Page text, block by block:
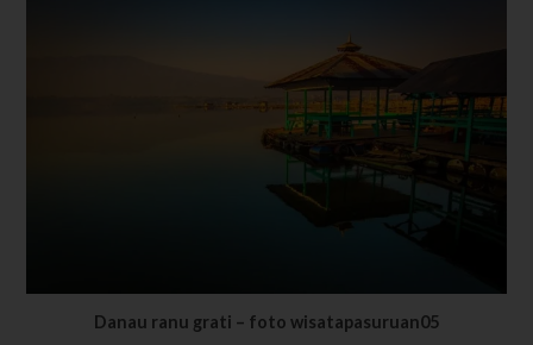
Danau ranu grati – foto wisatapasuruan05